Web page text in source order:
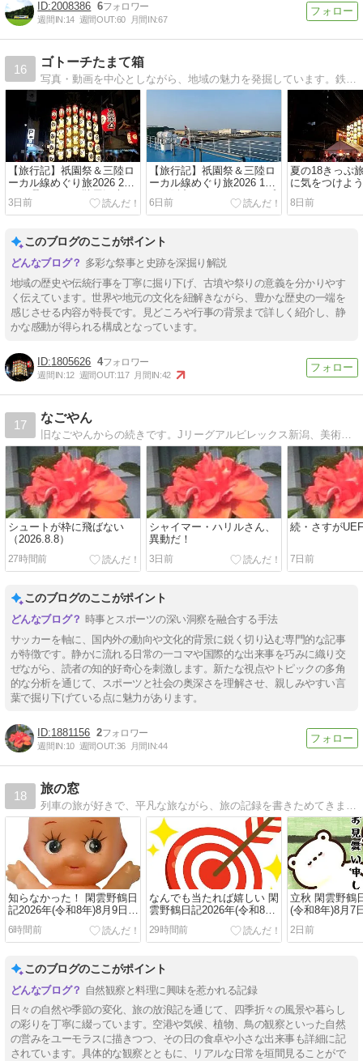
2008386 6
週間IN:14 週間OUT:60 月間IN:67
16
ゴトーチたまて箱
【旅行記】祇園祭＆三陸ロ
ーカル線めぐり旅2026 2日
目―暇つぶしに鞍馬観光
3日前
【旅行記】祇園祭＆三陸ロ
ーカル線めぐり旅2026 1日
目―阪九フェリーでワープ
6日前
夏の18きっぷ
に気をつけよ
8日前
このブログのここがポイント
多彩な祭事と史跡を深掘り解説
地域の歴史や伝統行事を丁寧に掘り下げ、古墳や祭りの意義を分かりやす
く伝えています。世界や地元の文化を紐解きながら、豊かな歴史の一端を
感じさせる内容が特長です。見どころや行事の背景まで詳しく紹介し、静
かな感動が得られる構成となっています。
1805626 4
週間IN:12 週間OUT:117 月間IN:42
17
なごやん
旧なごやんからの続きです。Jリーグアルビレックス新潟、美術館、旅行、海外放送、等々、話題満載（笑）。
シュートが枠に飛ばない
（2026.8.8）
27時間前
シャイマー・ハリルさん、
異動だ！
3日前
続・さすが
7日前
このブログのここがポイント
時事とスポーツの深い洞察を融合する手法
サッカーを軸に、国内外の動向や文化的背景に鋭く切り込む専門的な記事
が特徴です。静かに流れる日常の一コマや国際的な出来事を巧みに織り交
ぜながら、読者の知的好奇心を刺激します。新たな視点やトピックの多角
的な分析を通じて、スポーツと社会の奥深さを理解させ、親しみやすい言
葉で掘り下げている点に魅力があります。
1881156 2
週間IN:10 週間OUT:36 月間IN:44
18
旅の窓
列車の旅が好きで、平凡な旅ながら、旅の記録を書きためてきました。ブログを始め、公開するこ…
知らなかった！ 閑雲野鶴日
記2026年(令和8年)8月9日
(日)
6時間前
なんでも当たれば嬉しい 閑
雲野鶴日記2026年(令和8
年)8月8日(土)
29時間前
立秋 閑雲野鶴
(令和8年)8月7
2日前
このブログのここがポイント
自然観察と料理に興味を惹かれる記録
日々の自然や季節の変化、旅の放浪記を通じて、四季折々の風景や暮らし
の彩りを丁寧に綴っています。空港や気候、植物、鳥の観察といった自然
の営みをユーモラスに描きつつ、その日の食卓や小さな出来事も詳細に記
されています。具体的な観察とともに、リアルな日常を垣間見ることがで